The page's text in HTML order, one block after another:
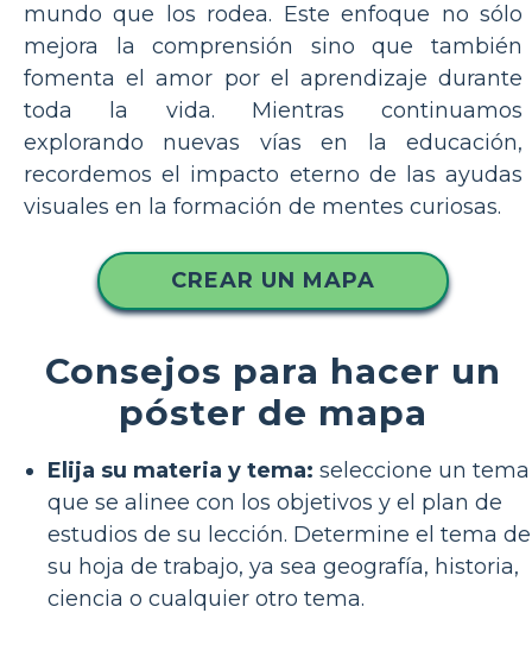
mundo que los rodea. Este enfoque no sólo
mejora la comprensión sino que también
fomenta el amor por el aprendizaje durante
toda la vida. Mientras continuamos
explorando nuevas vías en la educación,
recordemos el impacto eterno de las ayudas
visuales en la formación de mentes curiosas.
CREAR UN MAPA
Consejos para hacer un
póster de mapa
Elija su materia y tema: seleccione un tema
que se alinee con los objetivos y el plan de
estudios de su lección. Determine el tema de
su hoja de trabajo, ya sea geografía, historia,
ciencia o cualquier otro tema.